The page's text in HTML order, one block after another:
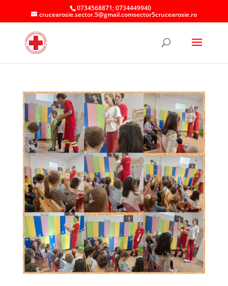
0734568871; 0734449940
crucearosie.sector.5@gmail.comsector5crucearosie.ro